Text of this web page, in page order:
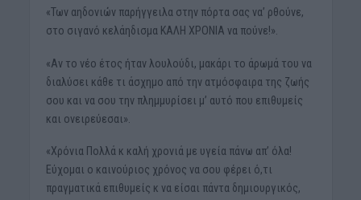
«Των αηδονιών παρήγγειλα στην πόρτα σας να’ ρθούνε,
στο σιγανό κελάηδισμα ΚΑΛΗ ΧΡΟΝΙΑ να πούνε!».
«Αν το νέο έτος ήταν λουλούδι, μακάρι το άρωμά του να
διαλύσει κάθε τι άσχημο από την ατμόσφαιρα της ζωής
σου και να σου την πλημμυρίσει μ’ αυτό που επιθυμείς
και ονειρεύεσαι».
«Χρόνια Πολλά κ καλή χρονιά με υγεία πάνω απ’ όλα!
Εύχομαι ο καινούριος χρόνος να σου φέρει ό,τι
πραγματικά επιθυμείς κ να είσαι πάντα δημιουργικός,